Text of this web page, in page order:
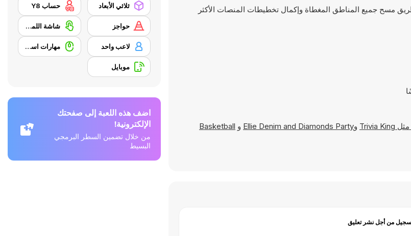
مسح جميع المناطق المغطاة وإكمال تخطيطات المنصات الأكثر
Trivia King وEllie Denim and Diamonds Party و Basketball
من أجل نشر تعليق
ثلاثي الأبعاد حساب Y8
حواجز شاشة اللمس
لاعب واحد مهارات استخدام الفأرة
موبايل
اضف هذه اللعبة إلى صفحتك
الإلكترونية!
من خلال تضمين السطر البرمجي
البسيط